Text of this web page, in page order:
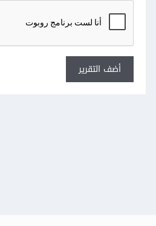
أضف التقرير